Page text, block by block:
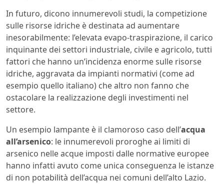
In futuro, dicono innumerevoli studi, la competizione
sulle risorse idriche è destinata ad aumentare
inesorabilmente: l’elevata evapo-traspirazione, il carico
inquinante dei settori industriale, civile e agricolo, tutti
fattori che hanno un’incidenza enorme sulle risorse
idriche, aggravata da impianti normativi (come ad
esempio quello italiano) che altro non fanno che
ostacolare la realizzazione degli investimenti nel
settore.
Un esempio lampante è il clamoroso caso dell’acqua
all’arsenico: le innumerevoli proroghe ai limiti di
arsenico nelle acque imposti dalle normative europee
hanno infatti avuto come unica conseguenza le istanze
di non potabilità dell’acqua nei comuni dell’alto Lazio.